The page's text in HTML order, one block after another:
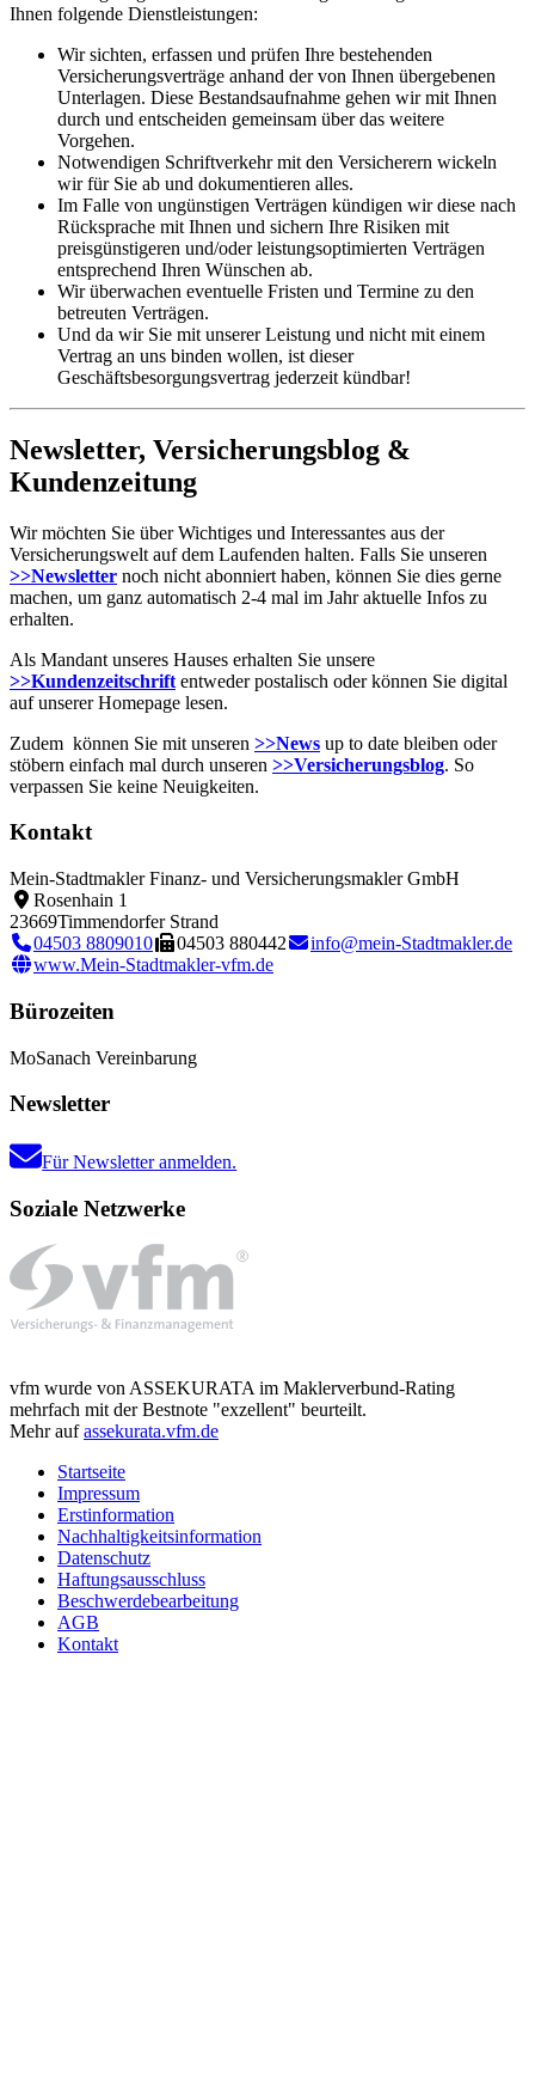
Ihnen folgende Dienstleistungen:
Wir sichten, erfassen und prüfen Ihre bestehenden
Versicherungsverträge anhand der von Ihnen übergebenen
Unterlagen. Diese Bestandsaufnahme gehen wir mit Ihnen
durch und entscheiden gemeinsam über das weitere
Vorgehen.
Notwendigen Schriftverkehr mit den Versicherern wickeln
wir für Sie ab und dokumentieren alles.
Im Falle von ungünstigen Verträgen kündigen wir diese nach
Rücksprache mit Ihnen und sichern Ihre Risiken mit
preisgünstigeren und/oder leistungsoptimierten Verträgen
entsprechend Ihren Wünschen ab.
Wir überwachen eventuelle Fristen und Termine zu den
betreuten Verträgen.
Und da wir Sie mit unserer Leistung und nicht mit einem
Vertrag an uns binden wollen, ist dieser
Geschäftsbesorgungsvertrag jederzeit kündbar!
Newsletter, Versicherungsblog &
Kundenzeitung
Wir möchten Sie über Wichtiges und Interessantes aus der
Versicherungswelt auf dem Laufenden halten. Falls Sie unseren
>>Newsletter noch nicht abonniert haben, können Sie dies gerne
machen, um ganz automatisch 2-4 mal im Jahr aktuelle Infos zu
erhalten.
Als Mandant unseres Hauses erhalten Sie unsere
>>Kundenzeitschrift entweder postalisch oder können Sie digital
auf unserer Homepage lesen.
Zudem können Sie mit unseren >>News up to date bleiben oder
stöbern einfach mal durch unseren >>Versicherungsblog. So
verpassen Sie keine Neuigkeiten.
Kontakt
Mein-Stadtmakler Finanz- und Versicherungsmakler GmbH
Rosenhain 1
23669Timmendorfer Strand
04503 8809010
04503 880442
info@mein-Stadtmakler.de
www.Mein-Stadtmakler-vfm.de
Bürozeiten
MoSanach Vereinbarung
Newsletter
Für Newsletter anmelden.
Soziale Netzwerke
vfm wurde von ASSEKURATA im Maklerverbund-Rating
mehrfach mit der Bestnote "exzellent" beurteilt.
Mehr aufassekurata.vfm.de
Startseite
Impressum
Erstinformation
Nachhaltigkeitsinformation
Datenschutz
Haftungsausschluss
Beschwerdebearbeitung
AGB
Kontakt